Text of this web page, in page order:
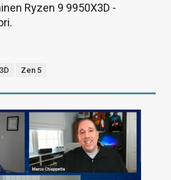
Ryzen 9 9950X3D -
Zen 5